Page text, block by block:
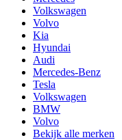
Volkswagen
Volvo
Kia
Hyundai
Audi
Mercedes-Benz
Tesla
Volkswagen
BMW
Volvo
Bekijk alle merken